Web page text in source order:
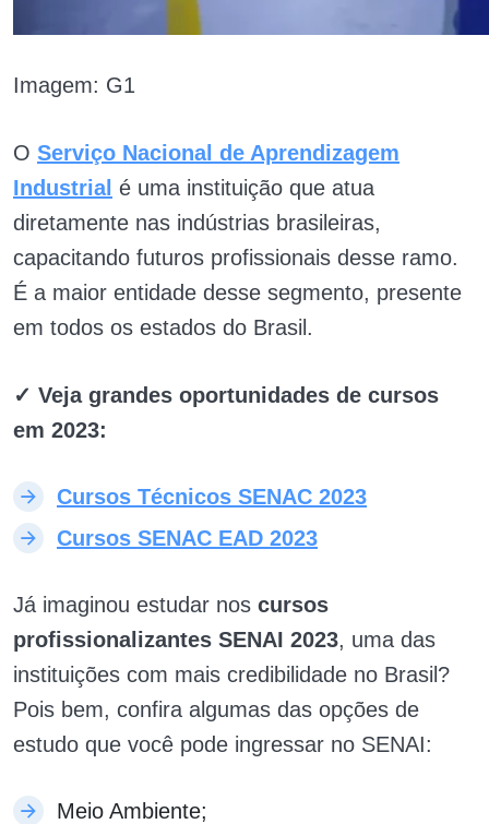
Imagem: G1
O Serviço Nacional de Aprendizagem
Industrial é uma instituição que atua
diretamente nas indústrias brasileiras,
capacitando futuros profissionais desse ramo.
É a maior entidade desse segmento, presente
em todos os estados do Brasil.
✓ Veja grandes oportunidades de cursos
em 2023:
Cursos Técnicos SENAC 2023
Cursos SENAC EAD 2023
Já imaginou estudar nos cursos
profissionalizantes SENAI 2023, uma das
instituições com mais credibilidade no Brasil?
Pois bem, confira algumas das opções de
estudo que você pode ingressar no SENAI:
Meio Ambiente;